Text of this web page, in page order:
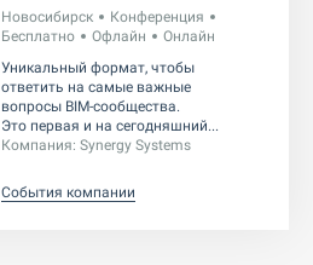
Новосибирск
Конференция
Бесплатно
Офлайн
Онлайн
Уникальный формат, чтобы
ответить на самые важные
вопросы BIM-сообщества.
Это первая и на сегодняшний...
Компания: Synergy Systems
События компании